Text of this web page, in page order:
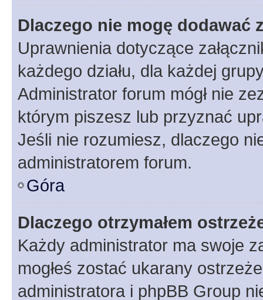
Dlaczego nie mogę dodawać
Uprawnienia dotyczące
każdego działu, dla każdej
Administrator forum mógł nie
którym piszesz lub przyznać
Jeśli nie rozumiesz, dlaczego
administratorem forum.
Góra
Dlaczego otrzymałem
Każdy administrator ma swoje
mogłeś zostać ukarany
administratora i phpBB Group